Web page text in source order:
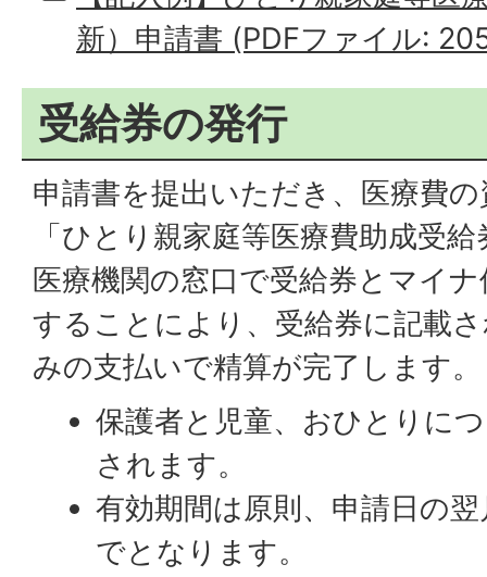
新）申請書 (PDFファイル:
受給券の発行
申請書を提出いただき、医療費
「ひとり親家庭等医療費助成受
医療機関の窓口で受給券とマイ
することにより、受給券に記載
みの支払いで精算が完了します。
保護者と児童、おひとりに
されます。
有効期間は原則、申請日の
でとなります。